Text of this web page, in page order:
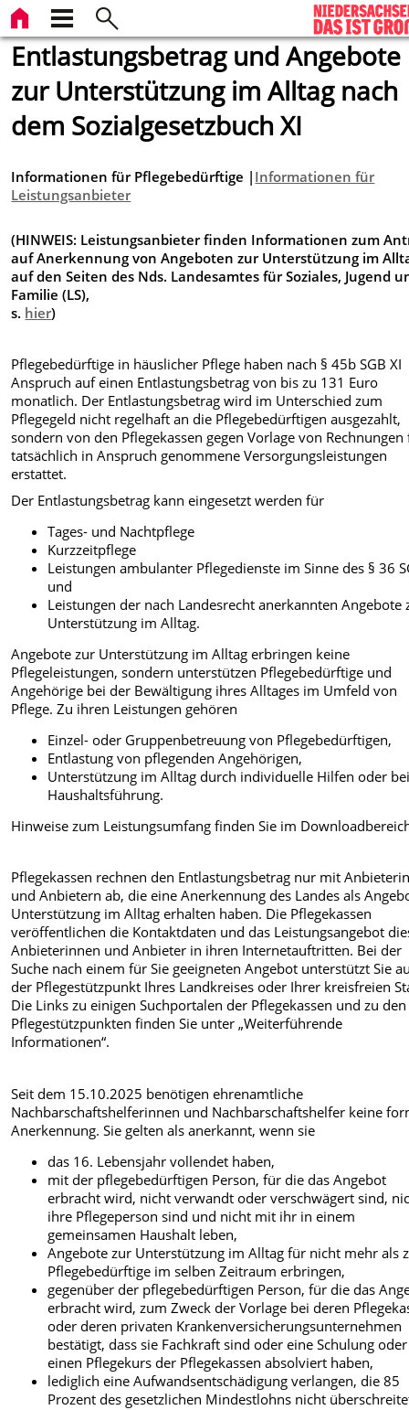
Entlastungsbetrag und Angebote
zur Unterstützung im Alltag nach
dem Sozialgesetzbuch XI
Informationen für Pflegebedürftige | Informationen für
Leistungsanbieter
(HINWEIS: Leistungsanbieter finden Informationen zum
auf Anerkennung von Angeboten zur Unterstützung im
auf den Seiten des Nds. Landesamtes für Soziales, Jugend
Familie (LS),
s. hier)
Pflegebedürftige in häuslicher Pflege haben nach § 45b SGB XI
Anspruch auf einen Entlastungsbetrag von bis zu 131 Euro
monatlich. Der Entlastungsbetrag wird im Unterschied zum
Pflegegeld nicht regelhaft an die Pflegebedürftigen ausgezahlt,
sondern von den Pflegekassen gegen Vorlage von Rechnungen
tatsächlich in Anspruch genommene Versorgungsleistungen
erstattet.
Der Entlastungsbetrag kann eingesetzt werden für
Tages- und Nachtpflege
Kurzzeitpflege
Leistungen ambulanter Pflegedienste im Sinne des § 36
und
Leistungen der nach Landesrecht anerkannten Angebote
Unterstützung im Alltag.
Angebote zur Unterstützung im Alltag erbringen keine
Pflegeleistungen, sondern unterstützen Pflegebedürftige und
Angehörige bei der Bewältigung ihres Alltages im Umfeld von
Pflege. Zu ihren Leistungen gehören
Einzel- oder Gruppenbetreuung von Pflegebedürftigen,
Entlastung von pflegenden Angehörigen,
Unterstützung im Alltag durch individuelle Hilfen oder
Haushaltsführung.
Hinweise zum Leistungsumfang finden Sie im
Pflegekassen rechnen den Entlastungsbetrag nur mit
und Anbietern ab, die eine Anerkennung des Landes als
Unterstützung im Alltag erhalten haben. Die Pflegekassen
veröffentlichen die Kontaktdaten und das Leistungsangebot
Anbieterinnen und Anbieter in ihren Internetauftritten. Bei der
Suche nach einem für Sie geeigneten Angebot unterstützt Sie
der Pflegestützpunkt Ihres Landkreises oder Ihrer kreisfreien
Die Links zu einigen Suchportalen der Pflegekassen und zu den
Pflegestützpunkten finden Sie unter „Weiterführende
Informationen“.
Seit dem 15.10.2025 benötigen ehrenamtliche
Nachbarschaftshelferinnen und Nachbarschaftshelfer keine
Anerkennung. Sie gelten als anerkannt, wenn sie
das 16. Lebensjahr vollendet haben,
mit der pflegebedürftigen Person, für die das Angebot
erbracht wird, nicht verwandt oder verschwägert sind,
ihre Pflegeperson sind und nicht mit ihr in einem
gemeinsamen Haushalt leben,
Angebote zur Unterstützung im Alltag für nicht mehr als
Pflegebedürftige im selben Zeitraum erbringen,
gegenüber der pflegebedürftigen Person, für die das
erbracht wird, zum Zweck der Vorlage bei deren
oder deren privaten Krankenversicherungsunternehmen
bestätigt, dass sie Fachkraft sind oder eine Schulung oder
einen Pflegekurs der Pflegekassen absolviert haben,
lediglich eine Aufwandsentschädigung verlangen, die 85
Prozent des gesetzlichen Mindestlohns nicht